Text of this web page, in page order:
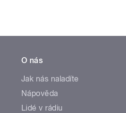
O nás
Jak nás naladíte
Nápověda
Lidé v rádiu